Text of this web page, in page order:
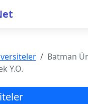
Batman
Y.O.